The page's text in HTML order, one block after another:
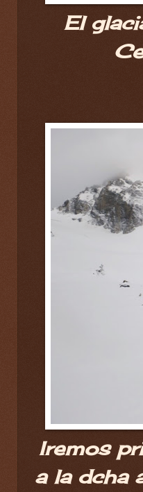
El
Iremos
a la dcha